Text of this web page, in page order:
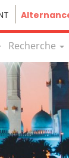
Recherche